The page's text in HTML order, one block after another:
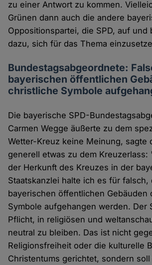
zu einer Antwort zu kommen.
Grünen dann auch die andere
Oppositionspartei, die SPD, auf und
dazu, sich für das Thema
Bundestagsabgeordnete:
bayerischen öffentlichen
christliche Symbole
Die bayerische SPD-
Carmen Wegge äußerte zu dem
Wetter-Kreuz keine Meinung, sagte
generell etwas zu dem Kreuzerlass:
der Herkunft des Kreuzes in der
Staatskanzlei halte ich es für falsch,
bayerischen öffentlichen Gebäuden
Symbole aufgehangen werden. Der
Pflicht, in religiösen und
neutral zu bleiben. Das ist nicht
Religionsfreiheit oder die kulturelle
Christentums gerichtet, sondern